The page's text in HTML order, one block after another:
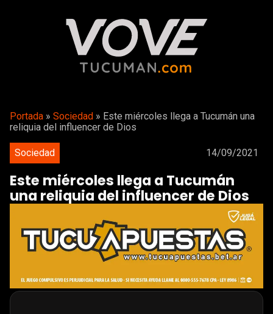
Portada » Sociedad » Este miércoles llega a Tucumán una
reliquia del influencer de Dios
Sociedad 14/09/2021
Este miércoles llega a Tucumán
una reliquia del influencer de Dios